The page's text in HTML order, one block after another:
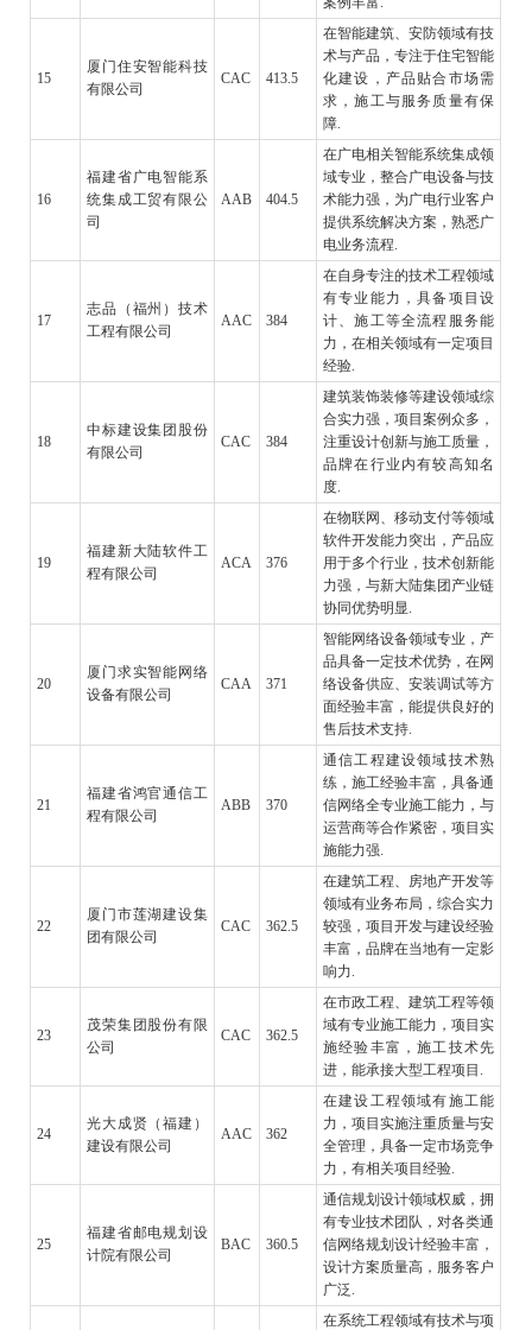
15
厦门住安智能科技
有限公司
CAC 413.5
在智能建筑、安防领域有技
术与产品，专注于住宅智能
化建设，产品贴合市场需
求，施工与服务质量有保
障.
16
福建省广电智能系
统集成工贸有限公
司
AAB 404.5
在广电相关智能系统集成领
域专业，整合广电设备与技
术能力强，为广电行业客户
提供系统解决方案，熟悉广
电业务流程.
17
志品（福州）技术
工程有限公司
AAC 384
在自身专注的技术工程领域
有专业能力，具备项目设
计、施工等全流程服务能
力，在相关领域有一定项目
经验.
18
中标建设集团股份
有限公司
CAC 384
建筑装饰装修等建设领域综
合实力强，项目案例众多，
注重设计创新与施工质量，
品牌在行业内有较高知名
度.
19
福建新大陆软件工
程有限公司
ACA 376
在物联网、移动支付等领域
软件开发能力突出，产品应
用于多个行业，技术创新能
力强，与新大陆集团产业链
协同优势明显.
20
厦门求实智能网络
设备有限公司
CAA 371
智能网络设备领域专业，产
品具备一定技术优势，在网
络设备供应、安装调试等方
面经验丰富，能提供良好的
售后技术支持.
21
福建省鸿官通信工
程有限公司
ABB 370
通信工程建设领域技术熟
练，施工经验丰富，具备通
信网络全专业施工能力，与
运营商等合作紧密，项目实
施能力强.
22
厦门市莲湖建设集
团有限公司
CAC 362.5
在建筑工程、房地产开发等
领域有业务布局，综合实力
较强，项目开发与建设经验
丰富，品牌在当地有一定影
响力.
23
茂荣集团股份有限
公司
CAC 362.5
在市政工程、建筑工程等领
域有专业施工能力，项目实
施经验丰富，施工技术先
进，能承接大型工程项目.
24
光大成贤（福建）
建设有限公司
AAC 362
在建设工程领域有施工能
力，项目实施注重质量与安
全管理，具备一定市场竞争
力，有相关项目经验.
25
福建省邮电规划设
计院有限公司
BAC 360.5
通信规划设计领域权威，拥
有专业技术团队，对各类通
信网络规划设计经验丰富，
设计方案质量高，服务客户
广泛.
在系统工程领域有技术与项